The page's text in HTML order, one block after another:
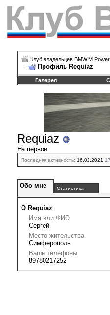
Клуб владельцев BMW M Power
Профиль Requiaz
Галерея
Requiaz
На первой
Последняя активность: 16.02.2021
Обо мне Статистика
О Requiaz
Имя или ФИО
Сергей
Место жительства
Симферополь
Ваши телефоны
89780217252